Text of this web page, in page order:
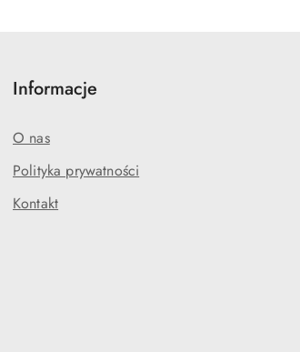
Informacje
O nas
Polityka prywatności
Kontakt